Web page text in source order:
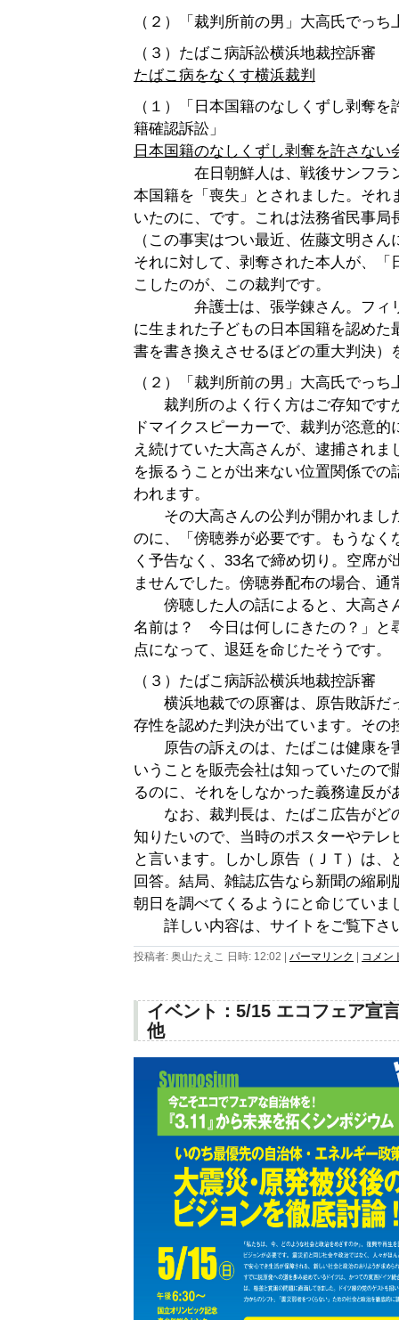
（２）「裁判所前の男」大高氏でっ
（３）たばこ病訴訟横浜地裁控訴審
たばこ病をなくす横浜裁判
（１）「日本国籍のなしくずし剥奪
籍確認訴訟」
日本国籍のなしくずし剥奪を許さない
在日朝鮮人は、戦後サンフラン
本国籍を「喪失」とされました。それ
いたのに、です。これは法務省民事局
（この事実はつい最近、佐藤文明さ
それに対して、剥奪された本人が、「
こしたのが、この裁判です。
弁護士は、張学錬さん。フィリ
に生まれた子どもの日本国籍を認めた
書を書き換えさせるほどの重大判決）
（２）「裁判所前の男」大高氏でっ
裁判所のよく行く方はご存知です
ドマイクスピーカーで、裁判が恣意
え続けていた大高さんが、逮捕されま
を振るうことが出来ない位置関係での
われます。
その大高さんの公判が開かれまし
のに、「傍聴券が必要です。もうなく
く予告なく、33名で締め切り。空席
ませんでした。傍聴券配布の場合、通
傍聴した人の話によると、大高さ
名前は？ 今日は何しにきたの？」と
点になって、退廷を命じたそうです。
（３）たばこ病訴訟横浜地裁控訴審
横浜地裁での原審は、原告敗訴だ
存性を認めた判決が出ています。その
原告の訴えのは、たばこは健康を
いうことを販売会社は知っていたので
るのに、それをしなかった義務違反が
なお、裁判長は、たばこ広告がど
知りたいので、当時のポスターやテレ
と言います。しかし原告（ＪＴ）は、
回答。結局、雑誌広告なら新聞の縮刷
朝日を調べてくるようにと命じていま
詳しい内容は、サイトをご覧下さ
投稿者: 奥山たえこ 日時: 12:02 パーマリンク コメン
イベント：5/15 エコフェア宣
他